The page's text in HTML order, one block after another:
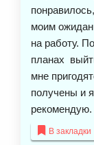
моим
на работу.
планах
мне
получены и
рекомендую.
В закладки